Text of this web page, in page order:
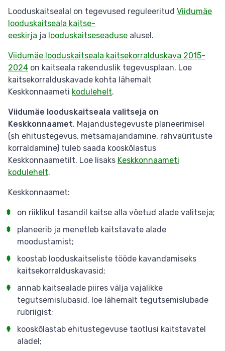
Looduskaitsealal on tegevused reguleeritud Viidumäe
looduskaitseala kaitse-
eeskirja ja looduskaitseseaduse alusel.
Viidumäe looduskaitseala kaitsekorralduskava 2015-
2024 on kaitseala rakenduslik tegevusplaan. Loe
kaitsekorralduskavade kohta lähemalt
Keskkonnaameti kodulehelt.
Viidumäe looduskaitseala valitseja on
Keskkonnaamet. Majandustegevuste planeerimisel
(sh ehitustegevus, metsamajandamine, rahvaürituste
korraldamine) tuleb saada kooskõlastus
Keskkonnaametilt. Loe lisaks Keskkonnaameti
kodulehelt.
Keskkonnaamet:
on riiklikul tasandil kaitse alla võetud alade valitseja;
planeerib ja menetleb kaitstavate alade
moodustamist;
koostab looduskaitseliste tööde kavandamiseks
kaitsekorralduskavasid;
annab kaitsealade piires välja vajalikke
tegutsemislubasid, loe lähemalt tegutsemislubade
rubriigist;
kooskõlastab ehitustegevuse taotlusi kaitstavatel
aladel;